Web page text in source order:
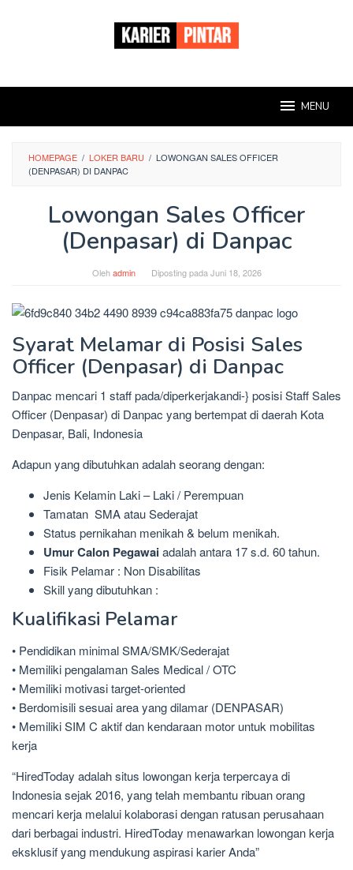
MENU
HOMEPAGE / LOKER BARU / LOWONGAN SALES OFFICER
(DENPASAR) DI DANPAC
Lowongan Sales Officer
(Denpasar) di Danpac
Olehadmin Diposting pada Juni 18, 2026
Syarat Melamar di Posisi Sales
Officer (Denpasar) di Danpac
Danpac mencari 1 staff pada/diperkerjakandi-} posisi Staff Sales
Officer (Denpasar) di Danpac yang bertempat di daerah Kota
Denpasar, Bali, Indonesia
Adapun yang dibutuhkan adalah seorang dengan:
Jenis Kelamin Laki – Laki / Perempuan
Tamatan SMA atau Sederajat
Status pernikahan menikah & belum menikah.
Umur Calon Pegawaiadalah antara 17 s.d. 60 tahun.
Fisik Pelamar : Non Disabilitas
Skill yang dibutuhkan :
Kualifikasi Pelamar
• Pendidikan minimal SMA/SMK/Sederajat
• Memiliki pengalaman Sales Medical / OTC
• Memiliki motivasi target-oriented
• Berdomisili sesuai area yang dilamar (DENPASAR)
• Memiliki SIM C aktif dan kendaraan motor untuk mobilitas
kerja
“HiredToday adalah situs lowongan kerja terpercaya di
Indonesia sejak 2016, yang telah membantu ribuan orang
mencari kerja melalui kolaborasi dengan ratusan perusahaan
dari berbagai industri. HiredToday menawarkan lowongan kerja
eksklusif yang mendukung aspirasi karier Anda”